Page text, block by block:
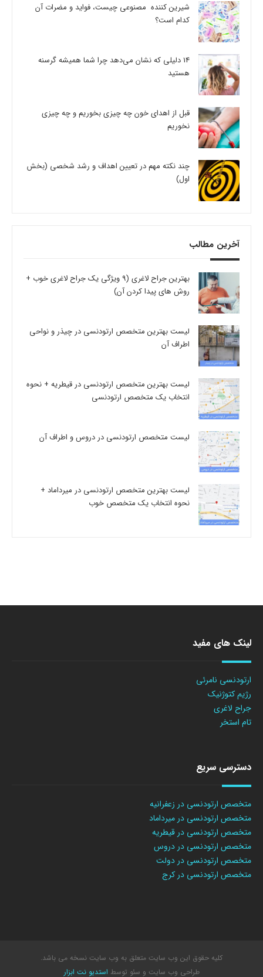
شیرین کننده مصنوعی چیست، فواید و مضرات آن
کدام است؟
14 دلیلی که نشان می‌دهد چرا شما همیشه گرسنه
هستید
قبل از اهدای خون چه چیزی بخوریم و چه چیزی
نخوریم
چند نکته مهم در تعیین اهداف و رشد شخصی (بخش
اول)
آخرین مطالب
بهترین جراح لاغری (9 ویژگی یک جراح لاغری خوب +
روش های پیدا کردن آن)
لیست بهترین متخصص ارتودنسی در چیذر و نواحی
اطراف آن
لیست بهترین متخصص ارتودنسی در قیطریه + نحوه
انتخاب یک متخصص ارتودنسی
لیست متخصص ارتودنسی در دروس و اطراف آن
لیست بهترین متخصص ارتودنسی در میرداماد +
نحوه انتخاب یک متخصص خوب
لینک های مفید
ارتودنسی نامرئی
رژیم کتوژنیک
جراح لاغری
تام استخر
دسترسی سریع
متخصص ارتودنسی در زعفرانیه
متخصص ارتودنسی در میرداماد
متخصص ارتودنسی در قیطریه
متخصص ارتودنسی در دروس
متخصص ارتودنسی در دولت
متخصص ارتودنسی در کرج
کلیه حقوق این وب سایت متعلق به وب سایت نسخه می باشد.
طراحی وب سایت و سئو توسط استدیو نت ابزار